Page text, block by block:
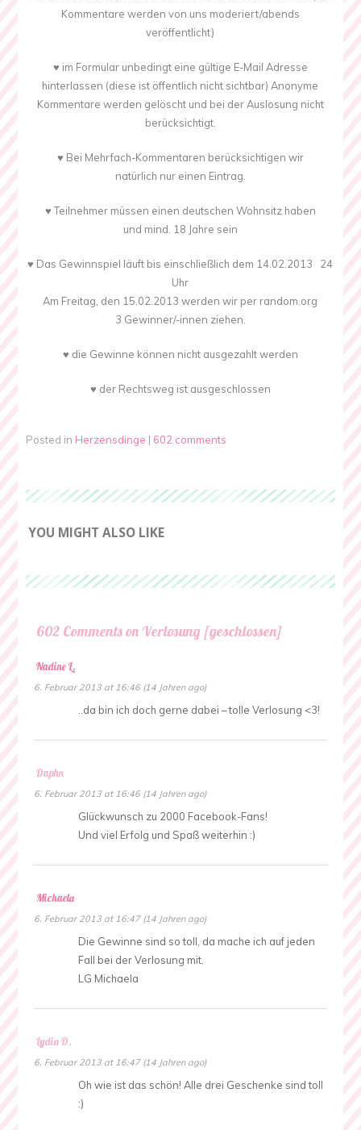
Kommentare werden von uns moderiert/abends
veröffentlicht)
♥ im Formular unbedingt eine gültige E-Mail Adresse
hinterlassen (diese ist öffentlich nicht sichtbar)Anonyme
Kommentare werden gelöscht und bei der Auslosung nicht
berücksichtigt.
♥ Bei Mehrfach-Kommentaren berücksichtigen wir
natürlich nur einen Eintrag.
♥ Teilnehmer müssen einen deutschen Wohnsitz haben
und mind. 18 Jahre sein
♥ Das Gewinnspiel läuft bis einschließlich dem 14.02.2013 24
Uhr
Am Freitag, den 15.02.2013 werden wir per random.org
3 Gewinner/-innen ziehen.
♥ die Gewinne können nicht ausgezahlt werden
♥ der Rechtsweg ist ausgeschlossen
Posted in Herzensdinge | 602 comments
YOU MIGHT ALSO LIKE
602 Comments on Verlosung [geschlossen]
Nadine L.
6. Februar 2013 at 16:46 (14 Jahren ago)
..da bin ich doch gerne dabei – tolle Verlosung <3!
Daphn
6. Februar 2013 at 16:46 (14 Jahren ago)
Glückwunsch zu 2000 Facebook-Fans!
Und viel Erfolg und Spaß weiterhin :)
Michaela
6. Februar 2013 at 16:47 (14 Jahren ago)
Die Gewinne sind so toll, da mache ich auf jeden
Fall bei der Verlosung mit.
LG Michaela
Lydia D.
6. Februar 2013 at 16:47 (14 Jahren ago)
Oh wie ist das schön! Alle drei Geschenke sind toll
:)